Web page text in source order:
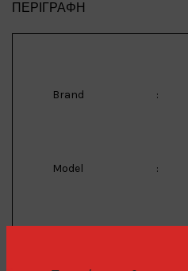
ΠΕΡΙΓΡΑΦΉ
Brand :
Model :
Description